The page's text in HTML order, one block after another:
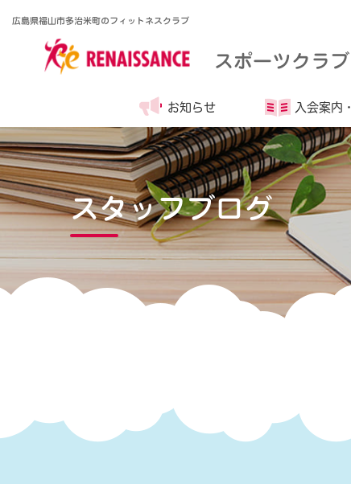
広島県福山市多治米町のフィットネスクラブ
スポーツクラブ
お知らせ 入会案内・
スタッフブログ